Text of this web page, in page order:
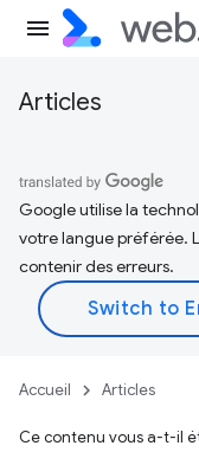
Articles
Google utilise la
votre langue préférée.
contenir des erreurs.
Accueil Articles
Ce contenu vous a-t-il